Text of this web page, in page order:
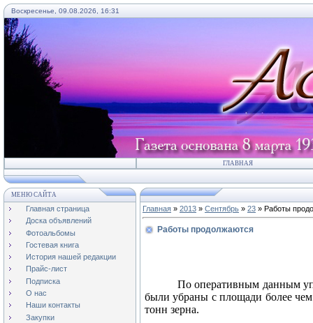
Воскресенье, 09.08.2026, 16:31
ГЛАВНАЯ
МЕНЮ САЙТА
Главная страница
Доска объявлений
Фотоальбомы
Гостевая книга
История нашей редакции
Прайс-лист
Подписка
О нас
Наши контакты
Закупки
Главная » 2013 » Сентябрь » 23 » Работы
Работы продолжаются
По оперативным данным
были убраны с площади более чем
тонн зерна.